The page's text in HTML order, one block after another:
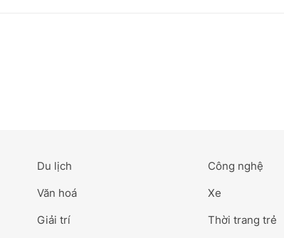
Du lịch
Văn hoá
Giải trí
Công nghệ
Xe
Thời trang trẻ